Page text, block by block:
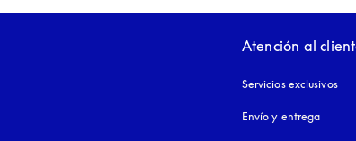
Atención al
Servicios exclusivos
Envío y entrega